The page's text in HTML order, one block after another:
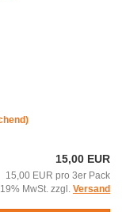
15,00 EUR
15,00 EUR pro 3er Pack
MwSt. zzgl. Versand